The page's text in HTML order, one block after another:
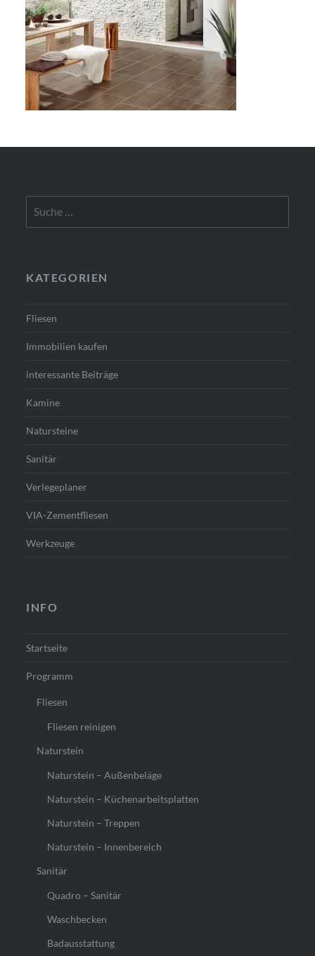
nach:
KATEGORIEN
Fliesen
Immobilien kaufen
interessante Beiträge
Kamine
Natursteine
Sanitär
Verlegeplaner
VIA-Zementfliesen
Werkzeuge
INFO
Startseite
Programm
Fliesen
Fliesen reinigen
Naturstein
Naturstein – Außenbeläge
Naturstein – Küchenarbeitsplatten
Naturstein – Treppen
Naturstein – Innenbereich
Sanitär
Quadro – Sanitär
Waschbecken
Badausstattung